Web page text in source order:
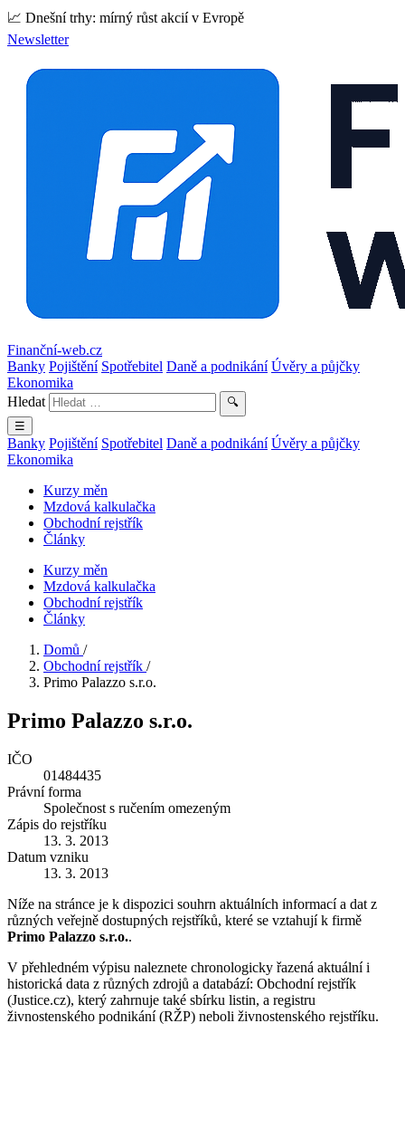
📈 Dnešní trhy: mírný růst akcií v Evropě
Newsletter
Finanční-web.cz
Banky Pojištění Spotřebitel Daně a podnikání Úvěry a půjčky
Ekonomika
Hledat
🔍
☰
Banky Pojištění Spotřebitel Daně a podnikání Úvěry a půjčky
Ekonomika
Kurzy měn
Mzdová kalkulačka
Obchodní rejstřík
Články
Kurzy měn
Mzdová kalkulačka
Obchodní rejstřík
Články
Domů /
Obchodní rejstřík /
Primo Palazzo s.r.o.
Primo Palazzo s.r.o.
IČO
01484435
Právní forma
Společnost s ručením omezeným
Zápis do rejstříku
13. 3. 2013
Datum vzniku
13. 3. 2013
Níže na stránce je k dispozici souhrn aktuálních informací a dat z
různých veřejně dostupných rejstříků, které se vztahují k firmě
Primo Palazzo s.r.o..
V přehledném výpisu naleznete chronologicky řazená aktuální i
historická data z různých zdrojů a databází: Obchodní rejstřík
(Justice.cz), který zahrnuje také sbírku listin, a registru
živnostenského podnikání (RŽP) neboli živnostenského rejstříku.